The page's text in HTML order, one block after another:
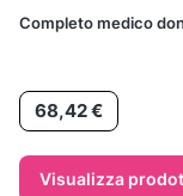
Completo medico
Prezzo
68,42 €
Visualizza